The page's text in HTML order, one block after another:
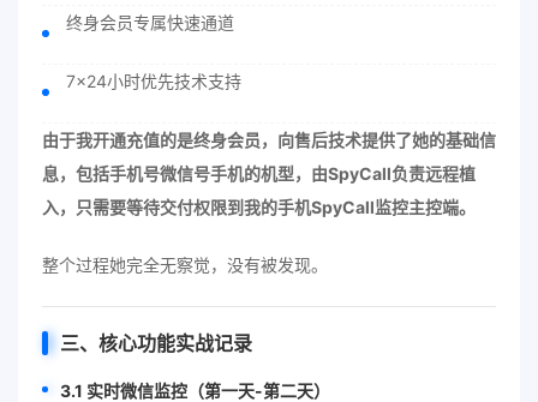
终身会员专属快速通道
7×24小时优先技术支持
由于我开通充值的是终身会员，向售后技术提供了她的基础信
息，包括手机号微信号手机的机型，由SpyCall负责远程植
入，只需要等待交付权限到我的手机SpyCall监控主控端。
整个过程她完全无察觉，没有被发现。
三、核心功能实战记录
3.1 实时微信监控（第一天-第二天）